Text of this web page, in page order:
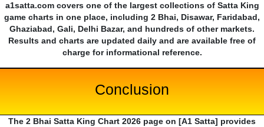
a1satta.com covers one of the largest collections of Satta King
game charts in one place, including 2 Bhai, Disawar, Faridabad,
Ghaziabad, Gali, Delhi Bazar, and hundreds of other markets.
Results and charts are updated daily and are available free of
charge for informational reference.
Conclusion
The 2 Bhai Satta King Chart 2026 page on [A1 Satta] provides